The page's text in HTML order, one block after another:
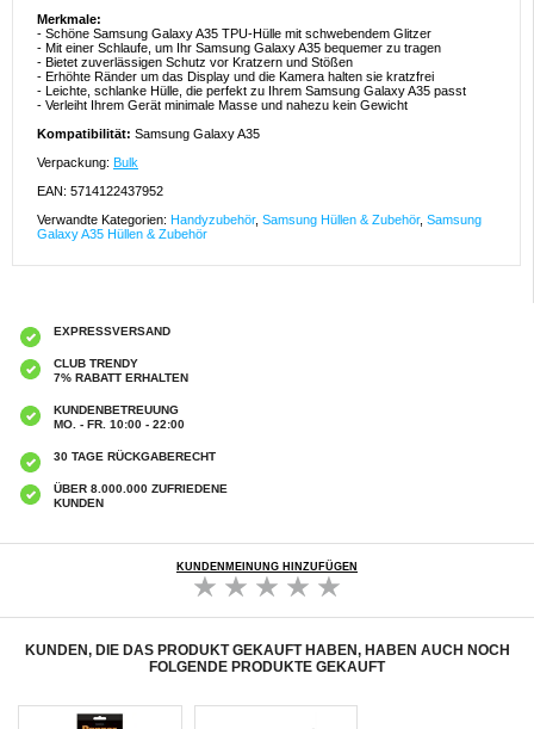
Merkmale:
- Schöne Samsung Galaxy A35 TPU-Hülle mit schwebendem Glitzer
- Mit einer Schlaufe, um Ihr Samsung Galaxy A35 bequemer zu tragen
- Bietet zuverlässigen Schutz vor Kratzern und Stößen
- Erhöhte Ränder um das Display und die Kamera halten sie kratzfrei
- Leichte, schlanke Hülle, die perfekt zu Ihrem Samsung Galaxy A35 passt
- Verleiht Ihrem Gerät minimale Masse und nahezu kein Gewicht
Kompatibilität: Samsung Galaxy A35
Verpackung: Bulk
EAN: 5714122437952
Verwandte Kategorien: Handyzubehör, Samsung Hüllen & Zubehör, Samsung
Galaxy A35 Hüllen & Zubehör
EXPRESSVERSAND
CLUB TRENDY
7% RABATT ERHALTEN
KUNDENBETREUUNG
MO. - FR. 10:00 - 22:00
30 TAGE RÜCKGABERECHT
ÜBER 8.000.000 ZUFRIEDENE
KUNDEN
KUNDENMEINUNG HINZUFÜGEN
KUNDEN, DIE DAS PRODUKT GEKAUFT HABEN, HABEN AUCH NOCH
FOLGENDE PRODUKTE GEKAUFT